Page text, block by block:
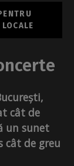
cât de
un sunet
cât de greu